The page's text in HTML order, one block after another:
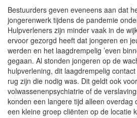
Bestuurders geven eveneens aan dat
jongerenwerk tijdens de pandemie
Hulpverleners zijn minder vaak in de
ervoor gezorgd heeft dat jongeren en
werden en het laagdrempelig ’even
gegaan. Al stonden jongeren op de
hulpverlening, dit laagdrempelig
rug zijn die nodig was. Dit geldt ook
volwassenenpsychiatrie of de
konden een langere tijd alleen overdag
een kleine groep cliënten op de locatie